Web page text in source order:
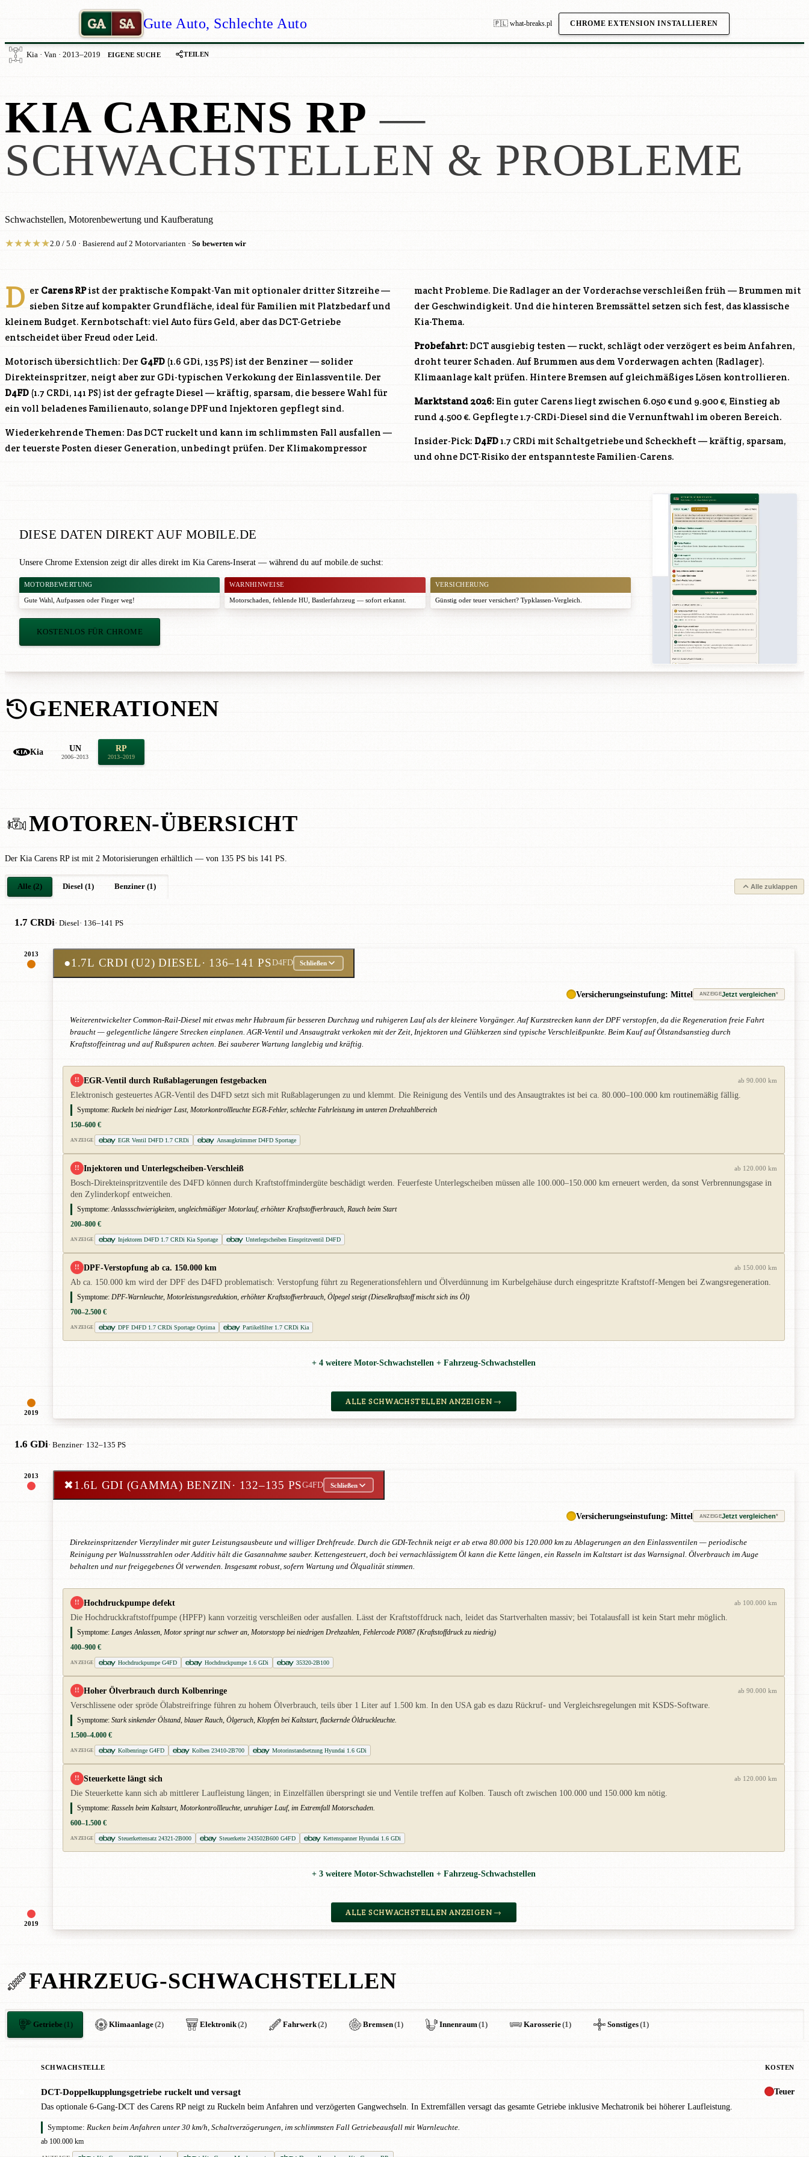
GA SA Gute Auto, Schlechte Auto 🇵🇱 what-breaks.pl CHROME EXTENSION INSTALLIEREN
Kia · Van · 2013–2019 EIGENE SUCHE TEILEN
KIA CARENS RP —
SCHWACHSTELLEN & PROBLEME
Schwachstellen, Motorenbewertung und Kaufberatung
★★★★★2.0 / 5.0 · Basierend auf 2 Motorvarianten · So bewerten wir
D er Carens RPist der praktische Kompakt-Van mit optionaler dritter Sitzreihe —
sieben Sitze auf kompakter Grundfläche, ideal für Familien mit Platzbedarf und
kleinem Budget. Kernbotschaft: viel Auto fürs Geld, aber das DCT-Getriebe
entscheidet über Freud oder Leid.
Motorisch übersichtlich: Der G4FD (1.6 GDi, 135 PS) ist der Benziner — solider
Direkteinspritzer, neigt aber zur GDi-typischen Verkokung der Einlassventile. Der
D4FD (1.7 CRDi, 141 PS) ist der gefragte Diesel — kräftig, sparsam, die bessere Wahl für
ein voll beladenes Familienauto, solange DPF und Injektoren gepflegt sind.
Wiederkehrende Themen: Das DCT ruckelt und kann im schlimmsten Fall ausfallen —
der teuerste Posten dieser Generation, unbedingt prüfen. Der Klimakompressor
macht Probleme. Die Radlager an der Vorderachse verschleißen früh — Brummen mit
der Geschwindigkeit. Und die hinteren Bremssättel setzen sich fest, das klassische
Kia-Thema.
Probefahrt: DCT ausgiebig testen — ruckt, schlägt oder verzögert es beim Anfahren,
droht teurer Schaden. Auf Brummen aus dem Vorderwagen achten (Radlager).
Klimaanlage kalt prüfen. Hintere Bremsen auf gleichmäßiges Lösen kontrollieren.
Marktstand 2026: Ein guter Carens liegt zwischen 6.050 € und 9.900 €, Einstieg ab
rund 4.500 €. Gepflegte 1.7-CRDi-Diesel sind die Vernunftwahl im oberen Bereich.
Insider-Pick: D4FD1.7 CRDi mit Schaltgetriebe und Scheckheft — kräftig, sparsam,
und ohne DCT-Risiko der entspannteste Familien-Carens.
DIESE DATEN DIREKT AUF MOBILE.DE
Unsere Chrome Extension zeigt dir alles direkt im Kia Carens-Inserat — während du auf mobile.de suchst:
MOTORBEWERTUNG
Gute Wahl Aufpassen oder Finger weg!
WARNHINWEISE
Motorschaden, fehlende HU, Bastlerfahrzeug — sofort erkannt.
VERSICHERUNG
Günstig oder teuer versichert? Typklassen-Vergleich.
KOSTENLOS FÜR CHROME
GENERATIONEN
Kia UN
2006–2013
RP
2013–2019
MOTOREN-ÜBERSICHT
Der Kia Carens RP ist mit 2 Motorisierungen erhältlich — von 135 PS bis 141 PS.
Alle (2) Diesel (1) Benziner (1) Alle zuklappen
1.7 CRDi· Diesel· 136–141 PS
2013
2019
●1.7L CRDI (U2) DIESEL· 136–141 PSD4FD Schließen
Versicherungseinstufung: Mittel ANZEIGEJetzt vergleichen*
Weiterentwickelter Common-Rail-Diesel mit etwas mehr Hubraum für besseren Durchzug und ruhigeren Lauf als der kleinere Vorgänger. Auf Kurzstrecken kann der DPF verstopfen, da die Regeneration freie Fahrt
braucht — gelegentliche längere Strecken einplanen. AGR-Ventil und Ansaugtrakt verkoken mit der Zeit, Injektoren und Glühkerzen sind typische Verschleißpunkte. Beim Kauf auf Ölstandsanstieg durch
Kraftstoffeintrag und auf Rußspuren achten. Bei sauberer Wartung langlebig und kräftig.
!! EGR-Ventil durch Rußablagerungen festgebacken ab 90.000 km
Elektronisch gesteuertes AGR-Ventil des D4FD setzt sich mit Rußablagerungen zu und klemmt. Die Reinigung des Ventils und des Ansaugtraktes ist bei ca. 80.000–100.000 km routinemäßig fällig.
Symptome: Ruckeln bei niedriger Last, Motorkontrollleuchte EGR-Fehler, schlechte Fahrleistung im unteren Drehzahlbereich
150–600 €
ANZEIGE EGR Ventil D4FD 1.7 CRDi Ansaugkrümmer D4FD Sportage
!! Injektoren und Unterlegscheiben-Verschleiß ab 120.000 km
Bosch-Direkteinspritzventile des D4FD können durch Kraftstoffmindergüte beschädigt werden. Feuerfeste Unterlegscheiben müssen alle 100.000–150.000 km erneuert werden, da sonst Verbrennungsgase in
den Zylinderkopf entweichen.
Symptome: Anlassschwierigkeiten, ungleichmäßiger Motorlauf, erhöhter Kraftstoffverbrauch, Rauch beim Start
200–800 €
ANZEIGE Injektoren D4FD 1.7 CRDi Kia Sportage Unterlegscheiben Einspritzventil D4FD
!! DPF-Verstopfung ab ca. 150.000 km ab 150.000 km
Ab ca. 150.000 km wird der DPF des D4FD problematisch: Verstopfung führt zu Regenerationsfehlern und Ölverdünnung im Kurbelgehäuse durch eingespritzte Kraftstoff-Mengen bei Zwangsregeneration.
Symptome: DPF-Warnleuchte, Motorleistungsreduktion, erhöhter Kraftstoffverbrauch, Ölpegel steigt (Dieselkraftstoff mischt sich ins Öl)
700–2.500 €
ANZEIGE DPF D4FD 1.7 CRDi Sportage Optima Partikelfilter 1.7 CRDi Kia
+ 4 weitere Motor-Schwachstellen + Fahrzeug-Schwachstellen
ALLE SCHWACHSTELLEN ANZEIGEN →
1.6 GDi· Benziner· 132–135 PS
2013
2019
✖1.6L GDI (GAMMA) BENZIN· 132–135 PSG4FD Schließen
Versicherungseinstufung: Mittel ANZEIGEJetzt vergleichen*
Direkteinspritzender Vierzylinder mit guter Leistungsausbeute und williger Drehfreude. Durch die GDI-Technik neigt er ab etwa 80.000 bis 120.000 km zu Ablagerungen an den Einlassventilen — periodische
Reinigung per Walnussstrahlen oder Additiv hält die Gasannahme sauber. Kettengesteuert, doch bei vernachlässigtem Öl kann die Kette längen, ein Rasseln im Kaltstart ist das Warnsignal. Ölverbrauch im Auge
behalten und nur freigegebenes Öl verwenden. Insgesamt robust, sofern Wartung und Ölqualität stimmen.
!! Hochdruckpumpe defekt ab 100.000 km
Die Hochdruckkraftstoffpumpe (HPFP) kann vorzeitig verschleißen oder ausfallen. Lässt der Kraftstoffdruck nach, leidet das Startverhalten massiv; bei Totalausfall ist kein Start mehr möglich.
Symptome: Langes Anlassen, Motor springt nur schwer an, Motorstopp bei niedrigen Drehzahlen, Fehlercode P0087 (Kraftstoffdruck zu niedrig)
400–900 €
ANZEIGE Hochdruckpumpe G4FD Hochdruckpumpe 1.6 GDi 35320-2B100
!! Hoher Ölverbrauch durch Kolbenringe ab 90.000 km
Verschlissene oder spröde Ölabstreifringe führen zu hohem Ölverbrauch, teils über 1 Liter auf 1.500 km. In den USA gab es dazu Rückruf- und Vergleichsregelungen mit KSDS-Software.
Symptome: Stark sinkender Ölstand, blauer Rauch, Ölgeruch, Klopfen bei Kaltstart, flackernde Öldruckleuchte.
1.500–4.000 €
ANZEIGE Kolbenringe G4FD Kolben 23410-2B700 Motorinstandsetzung Hyundai 1.6 GDi
!! Steuerkette längt sich ab 120.000 km
Die Steuerkette kann sich ab mittlerer Laufleistung längen; in Einzelfällen überspringt sie und Ventile treffen auf Kolben. Tausch oft zwischen 100.000 und 150.000 km nötig.
Symptome: Rasseln beim Kaltstart, Motorkontrollleuchte, unruhiger Lauf, im Extremfall Motorschaden.
600–1.500 €
ANZEIGE Steuerkettensatz 24321-2B000 Steuerkette 243502B600 G4FD Kettenspanner Hyundai 1.6 GDi
+ 3 weitere Motor-Schwachstellen + Fahrzeug-Schwachstellen
ALLE SCHWACHSTELLEN ANZEIGEN →
FAHRZEUG-SCHWACHSTELLEN
Getriebe(1) Klimaanlage(2) Elektronik(2) Fahrwerk(2) Bremsen(1) Innenraum (1) Karosserie(1) Sonstiges(1)
SCHWACHSTELLE KOSTEN
DCT-Doppelkupplungsgetriebe ruckelt und versagt
Das optionale 6-Gang-DCT des Carens RP neigt zu Ruckeln beim Anfahren und verzögerten Gangwechseln. In Extremfällen versagt das gesamte Getriebe inklusive Mechatronik bei höherer Laufleistung.
Symptome: Rucken beim Anfahren unter 30 km/h, Schaltverzögerungen, im schlimmsten Fall Getriebeausfall mit Warnleuchte.
ab 100.000 km
Teuer